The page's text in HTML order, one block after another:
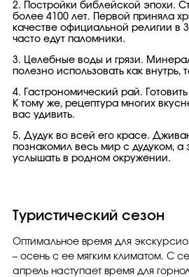
2. Постройки библейской эпохи.
более 4100 лет. Первой приняла
качестве официальной религии в
часто едут паломники.
3. Целебные воды и грязи.
полезно использовать как внутрь,
4. Гастрономический рай.
К тому же, рецептура многих
вас удивить.
5. Дудук во всей его красе.
познакомил весь мир с дудуком, а
услышать в родном окружении.
Туристический сезон
Оптимальное время для
– осень с ее мягким климатом. С
апрель наступает время для